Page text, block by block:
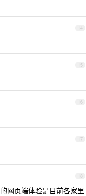
14
15
16
17
18
网页端体验是目前各家里